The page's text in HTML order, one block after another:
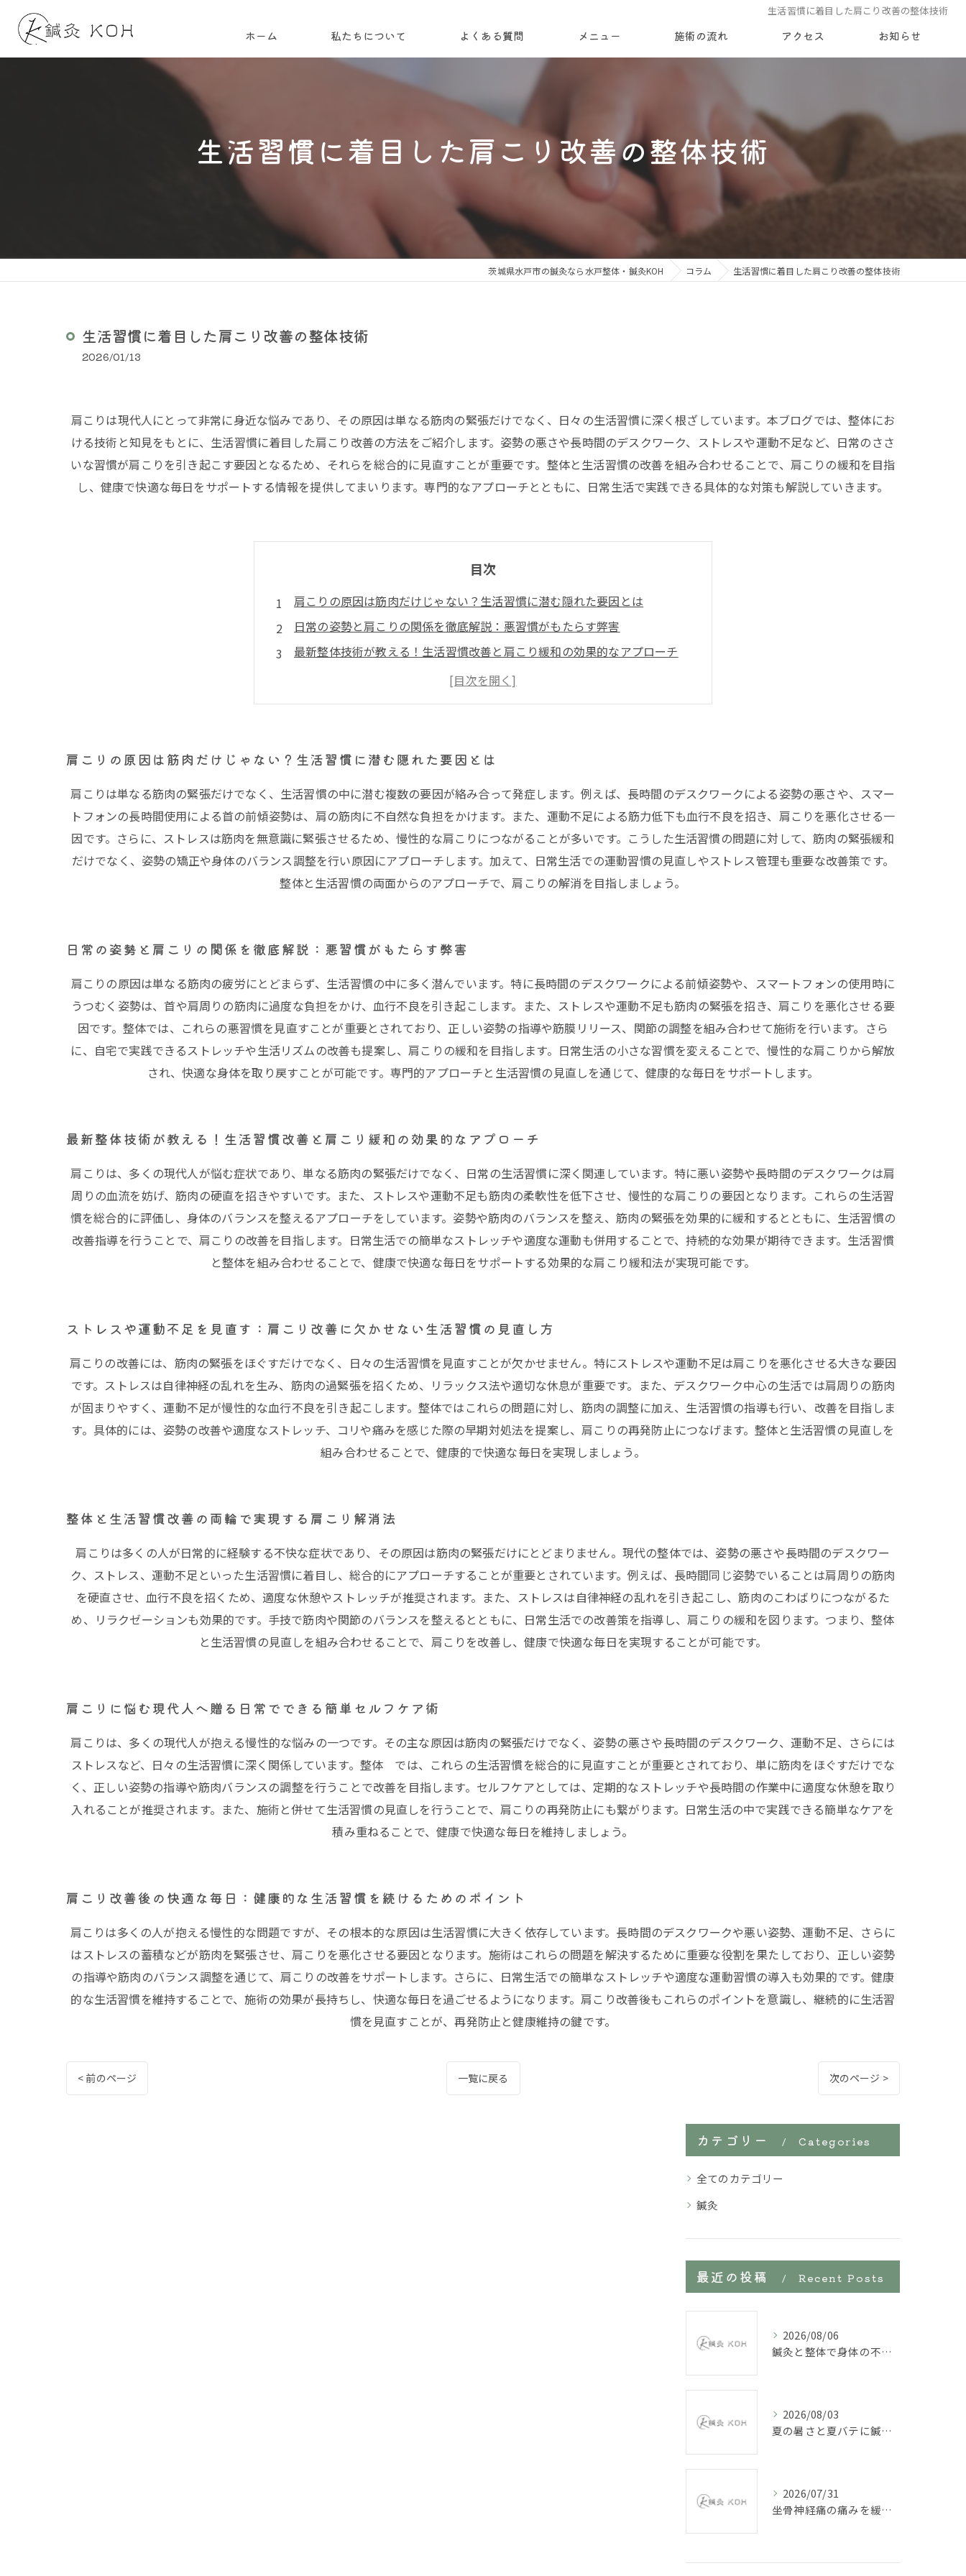
生活習慣に着目した肩こり改善の整体技術
ホーム 私たちについて
コンセプト
よくある質問 メニュー 施術の流れ アクセス お知らせ
ブログ
生活習慣に着目した肩こり改善の整体技術
茨城県水戸市の鍼灸なら水戸整体・鍼灸KOH コラム 生活習慣に着目した肩こり改善の整体技術
生活習慣に着目した肩こり改善の整体技術
2026/01/13
肩こりは現代人にとって非常に身近な悩みであり、その原因は単なる筋肉の緊張だけでなく、日々の生活習慣に深く根ざしています。本ブログでは、整体にお
ける技術と知見をもとに、生活習慣に着目した肩こり改善の方法をご紹介します。姿勢の悪さや長時間のデスクワーク、ストレスや運動不足など、日常のささ
いな習慣が肩こりを引き起こす要因となるため、それらを総合的に見直すことが重要です。整体と生活習慣の改善を組み合わせることで、肩こりの緩和を目指
し、健康で快適な毎日をサポートする情報を提供してまいります。専門的なアプローチとともに、日常生活で実践できる具体的な対策も解説していきます。
目次
肩こりの原因は筋肉だけじゃない？生活習慣に潜む隠れた要因とは
日常の姿勢と肩こりの関係を徹底解説：悪習慣がもたらす弊害
最新整体技術が教える！生活習慣改善と肩こり緩和の効果的なアプローチ
ストレスや運動不足を見直す：肩こり改善に欠かせない生活習慣の見直し方
整体と生活習慣改善の両輪で実現する肩こり解消法
肩こり改善後の快適な毎日：健康的な生活習慣を続けるためのポイント
肩こりの原因は筋肉だけじゃない？生活習慣に潜む隠れた要因とは
肩こりは単なる筋肉の緊張だけでなく、生活習慣の中に潜む複数の要因が絡み合って発症します。例えば、長時間のデスクワークによる姿勢の悪さや、スマー
トフォンの長時間使用による首の前傾姿勢は、肩の筋肉に不自然な負担をかけます。また、運動不足による筋力低下も血行不良を招き、肩こりを悪化させる一
因です。さらに、ストレスは筋肉を無意識に緊張させるため、慢性的な肩こりにつながることが多いです。こうした生活習慣の問題に対して、筋肉の緊張緩和
だけでなく、姿勢の矯正や身体のバランス調整を行い原因にアプローチします。加えて、日常生活での運動習慣の見直しやストレス管理も重要な改善策です。
整体と生活習慣の両面からのアプローチで、肩こりの解消を目指しましょう。
日常の姿勢と肩こりの関係を徹底解説：悪習慣がもたらす弊害
肩こりの原因は単なる筋肉の疲労にとどまらず、生活習慣の中に多く潜んでいます。特に長時間のデスクワークによる前傾姿勢や、スマートフォンの使用時に
うつむく姿勢は、首や肩周りの筋肉に過度な負担をかけ、血行不良を引き起こします。また、ストレスや運動不足も筋肉の緊張を招き、肩こりを悪化させる要
因です。整体では、これらの悪習慣を見直すことが重要とされており、正しい姿勢の指導や筋膜リリース、関節の調整を組み合わせて施術を行います。さら
に、自宅で実践できるストレッチや生活リズムの改善も提案し、肩こりの緩和を目指します。日常生活の小さな習慣を変えることで、慢性的な肩こりから解放
され、快適な身体を取り戻すことが可能です。専門的アプローチと生活習慣の見直しを通じて、健康的な毎日をサポートします。
最新整体技術が教える！生活習慣改善と肩こり緩和の効果的なアプローチ
肩こりは、多くの現代人が悩む症状であり、単なる筋肉の緊張だけでなく、日常の生活習慣に深く関連しています。特に悪い姿勢や長時間のデスクワークは肩
周りの血流を妨げ、筋肉の硬直を招きやすいです。また、ストレスや運動不足も筋肉の柔軟性を低下させ、慢性的な肩こりの要因となります。これらの生活習
慣を総合的に評価し、身体のバランスを整えるアプローチをしています。姿勢や筋肉のバランスを整え、筋肉の緊張を効果的に緩和するとともに、生活習慣の
改善指導を行うことで、肩こりの改善を目指します。日常生活での簡単なストレッチや適度な運動も併用することで、持続的な効果が期待できます。生活習慣
と整体を組み合わせることで、健康で快適な毎日をサポートする効果的な肩こり緩和法が実現可能です。
ストレスや運動不足を見直す：肩こり改善に欠かせない生活習慣の見直し方
肩こりの改善には、筋肉の緊張をほぐすだけでなく、日々の生活習慣を見直すことが欠かせません。特にストレスや運動不足は肩こりを悪化させる大きな要因
です。ストレスは自律神経の乱れを生み、筋肉の過緊張を招くため、リラックス法や適切な休息が重要です。また、デスクワーク中心の生活では肩周りの筋肉
が固まりやすく、運動不足が慢性的な血行不良を引き起こします。整体ではこれらの問題に対し、筋肉の調整に加え、生活習慣の指導も行い、改善を目指しま
す。具体的には、姿勢の改善や適度なストレッチ、コリや痛みを感じた際の早期対処法を提案し、肩こりの再発防止につなげます。整体と生活習慣の見直しを
組み合わせることで、健康的で快適な毎日を実現しましょう。
整体と生活習慣改善の両輪で実現する肩こり解消法
肩こりは多くの人が日常的に経験する不快な症状であり、その原因は筋肉の緊張だけにとどまりません。現代の整体では、姿勢の悪さや長時間のデスクワー
ク、ストレス、運動不足といった生活習慣に着目し、総合的にアプローチすることが重要とされています。例えば、長時間同じ姿勢でいることは肩周りの筋肉
を硬直させ、血行不良を招くため、適度な休憩やストレッチが推奨されます。また、ストレスは自律神経の乱れを引き起こし、筋肉のこわばりにつながるた
め、リラクゼーションも効果的です。手技で筋肉や関節のバランスを整えるとともに、日常生活での改善策を指導し、肩こりの緩和を図ります。つまり、整体
と生活習慣の見直しを組み合わせることで、肩こりを改善し、健康で快適な毎日を実現することが可能です。
肩こりに悩む現代人へ贈る日常でできる簡単セルフケア術
肩こりは、多くの現代人が抱える慢性的な悩みの一つです。その主な原因は筋肉の緊張だけでなく、姿勢の悪さや長時間のデスクワーク、運動不足、さらには
ストレスなど、日々の生活習慣に深く関係しています。整体 では、これらの生活習慣を総合的に見直すことが重要とされており、単に筋肉をほぐすだけでな
く、正しい姿勢の指導や筋肉バランスの調整を行うことで改善を目指します。セルフケアとしては、定期的なストレッチや長時間の作業中に適度な休憩を取り
入れることが推奨されます。また、施術と併せて生活習慣の見直しを行うことで、肩こりの再発防止にも繋がります。日常生活の中で実践できる簡単なケアを
積み重ねることで、健康で快適な毎日を維持しましょう。
肩こり改善後の快適な毎日：健康的な生活習慣を続けるためのポイント
肩こりは多くの人が抱える慢性的な問題ですが、その根本的な原因は生活習慣に大きく依存しています。長時間のデスクワークや悪い姿勢、運動不足、さらに
はストレスの蓄積などが筋肉を緊張させ、肩こりを悪化させる要因となります。施術はこれらの問題を解決するために重要な役割を果たしており、正しい姿勢
の指導や筋肉のバランス調整を通じて、肩こりの改善をサポートします。さらに、日常生活での簡単なストレッチや適度な運動習慣の導入も効果的です。健康
的な生活習慣を維持することで、施術の効果が長持ちし、快適な毎日を過ごせるようになります。肩こり改善後もこれらのポイントを意識し、継続的に生活習
慣を見直すことが、再発防止と健康維持の鍵です。
< 前のページ 一覧に戻る 次のページ >
カテゴリー Categories
全てのカテゴリー
鍼灸
最近の投稿 Recent Posts
2026/08/06
鍼灸と整体で身体の不調を改善していく
2026/08/03
夏の暑さと夏バテに鍼施術
2026/07/31
坐骨神経痛の痛みを緩和する鍼施術